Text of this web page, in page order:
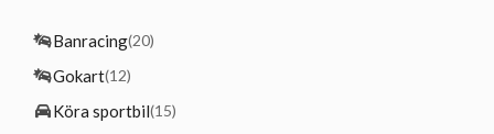
Banracing(20)
Gokart(12)
Köra sportbil(15)